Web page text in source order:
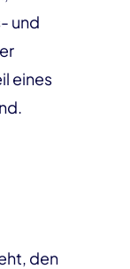
und
eines
den